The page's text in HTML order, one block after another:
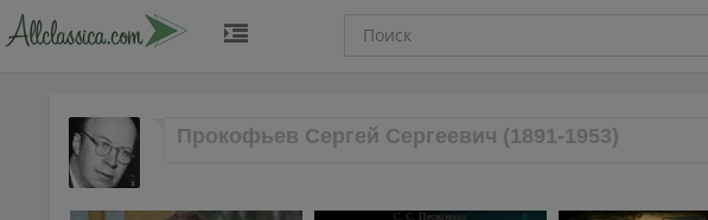
Прокофьев Сергей Сергеевич (1891-1953)